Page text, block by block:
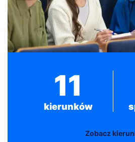
11
kierunków
Zobacz